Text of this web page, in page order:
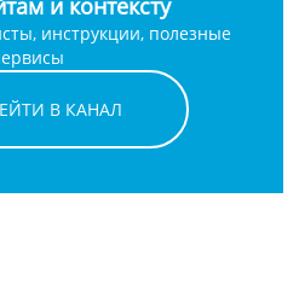
и контексту
инструкции, полезные
В КАНАЛ